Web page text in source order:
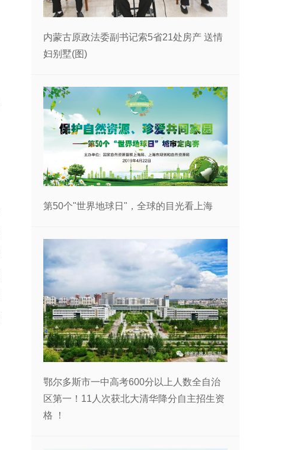
内蒙古原政法委副书记索5省21处房产 送情
妇别墅(图)
第50个"世界地球日"，全球的目光看上海
鄂尔多斯市一中高考600分以上人数全自治
区第一！11人次获北大清华降分自主招生资
格 ！